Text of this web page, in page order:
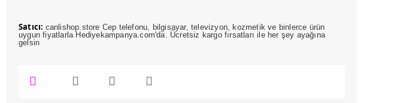
Satıcı: canlishop.store Cep telefonu, bilgisayar, televizyon, kozmetik ve binlerce ürün
uygun fiyatlarla Hediyekampanya.com'da. Ücretsiz kargo fırsatları ile her şey ayağına
gelsin